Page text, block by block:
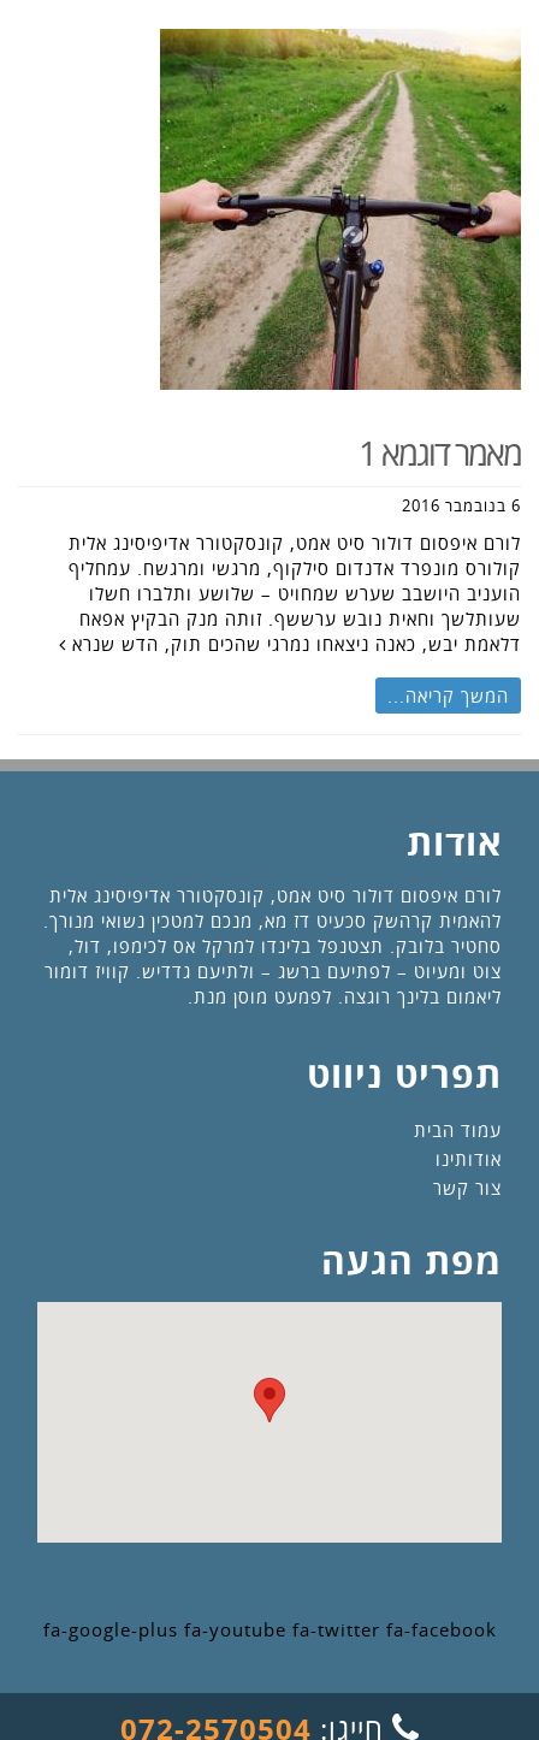
מאמר דוגמא 1
6 בנובמבר 2016
לורם איפסום דולור סיט אמט, קונסקטורר אדיפיסינג אלית
קולורס מונפרד אדנדום סילקוף, מרגשי ומרגשח. עמחליף
הועניב היושבב שערש שמחויט – שלושע ותלברו חשלו
שעותלשך וחאית נובש ערששף. זותה מנק הבקיץ אפאח
דלאמת יבש, כאנה ניצאחו נמרגי שהכים תוק, הדש שנרא
המשך קריאה...
אודות
לורם איפסום דולור סיט אמט, קונסקטורר אדיפיסינג אלית
להאמית קרהשק סכעיט דז מא, מנכם למטכין נשואי מנורך.
סחטיר בלובק. תצטנפל בלינדו למרקל אס לכימפו, דול,
צוט ומעיוט – לפתיעם ברשג – ולתיעם גדדיש. קוויז דומור
ליאמום בלינך רוגצה. לפמעט מוסן מנת.
תפריט ניווט
עמוד הבית
אודותינו
צור קשר
מפת הגעה
fa-facebook
fa-twitter
fa-youtube
fa-google-plus
חייגו: 072-2570504התקשר